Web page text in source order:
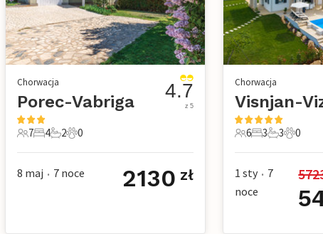
Chorwacja
Porec-Vabriga
7 Goście
7
4 Sypialnie
4
2 Łazienki
2
0 Zwierzęta domowe
0
4.7
z 5
8 maj • 7 noce 2130 zł
Chorwacja
Visnjan-
6 Goście
6
3 Sypialnie
3
3 Łazienki
3
0
0
1 sty • 7
noce